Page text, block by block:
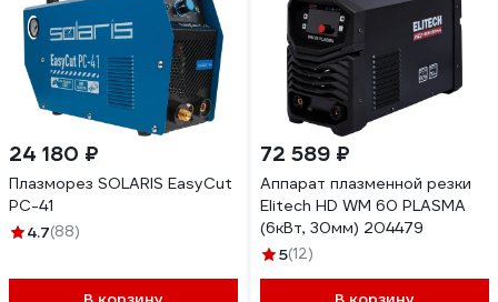
24 180 ₽
Плазморез SOLARIS EasyCut
PC-41
4.7(88)
72 589 ₽
Аппарат плазменной резки
Elitech HD WM 60 PLASMA
(6кВт, 30мм) 204479
5(12)